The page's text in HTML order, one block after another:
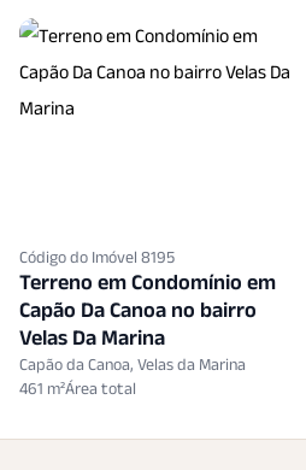
Código do Imóvel 8195
Terreno em Condomínio em
Capão Da Canoa no bairro
Velas Da Marina
Capão da Canoa, Velas da Marina
461 m²